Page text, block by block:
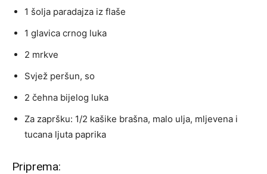
1 šolja paradajza iz flaše
1 glavica crnog luka
2 mrkve
Svjež peršun, so
2 čehna bijelog luka
Za zapršku: 1/2 kašike brašna, malo ulja, mljevena i
tucana ljuta paprika
Priprema: